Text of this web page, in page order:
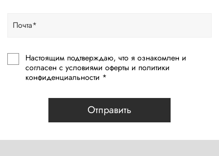
Настоящим подтверждаю, что я ознакомлен и
согласен с условиями оферты и политики
конфиденциальности *
Отправить